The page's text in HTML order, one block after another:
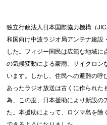
独立行政法人日本国際協力機構（
和国向け中波ラジオ局アンテナ建設
した。フィジー国民は広範な地域
の気候変動による豪雨、サイクロン
います。しかし、住民への避難の
あったラジオ放送は古くに作られ
為、この度、日本援助により新設の
た。本援助によって、ロツマ島を